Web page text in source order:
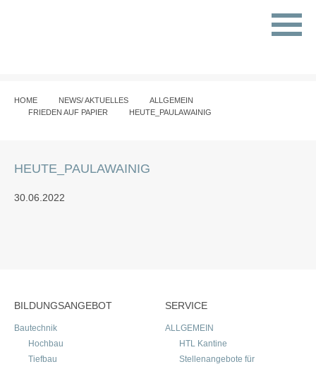
HOME NEWS/ AKTUELLES
ALLGEMEIN
FRIEDEN AUF PAPIER
HEUTE_PAULAWAINIG
HEUTE_PAULAWAINIG
30.06.2022
BILDUNGSANGEBOT
Bautechnik
Hochbau
Tiefbau
SERVICE
ALLGEMEIN
HTL Kantine
Stellenangebote für